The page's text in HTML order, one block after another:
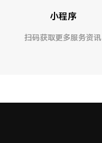
小程序
扫码获取更多服务资讯